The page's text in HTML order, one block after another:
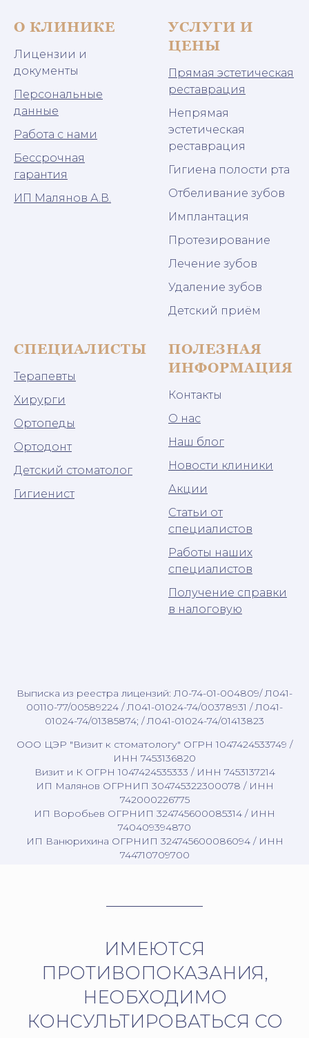
О КЛИНИКЕ
Лицензии и
документы
Персональные
данные
Работа с нами
Бессрочная
гарантия
ИП Малянов А.В.
УСЛУГИ И
ЦЕНЫ
Прямая эстетическая
реставрация
Непрямая
эстетическая
реставрация
Гигиена полости рта
Отбеливание зубов
Имплантация
Протезирование
Лечение зубов
Удаление зубов
Детский приём
СПЕЦИАЛИСТЫ
Терапевты
Хирурги
Ортопеды
Ортодонт
Детский стоматолог
Гигиенист
ПОЛЕЗНАЯ
ИНФОРМАЦИЯ
Контакты
О нас
Наш блог
Новости клиники
Акции
Статьи от
специалистов
Работы наших
специалистов
Получение справки
в налоговую
Выписка из реестра лицензий: Л0-74-01-004809/ Л041-
00110-77/00589224 / Л041-01024-74/00378931 / Л041-
01024-74/01385874; / Л041-01024-74/01413823
ООО ЦЭР "Визит к стоматологу" ОГРН 1047424533749 /
ИНН 7453136820
Визит и К ОГРН 1047424535333 / ИНН 7453137214
ИП Малянов ОГРНИП 304745322300078 / ИНН
742000226775
ИП Воробьев ОГРНИП 324745600085314 / ИНН
740409394870
ИП Ванюрихина ОГРНИП 324745600086094 / ИНН
744710709700
ИМЕЮТСЯ
ПРОТИВОПОКАЗАНИЯ,
НЕОБХОДИМО
КОНСУЛЬТИРОВАТЬСЯ СО